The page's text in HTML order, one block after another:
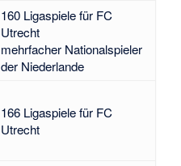
160 Ligaspiele für FC
Utrecht
mehrfacher Nationalspieler
der Niederlande
166 Ligaspiele für FC
Utrecht